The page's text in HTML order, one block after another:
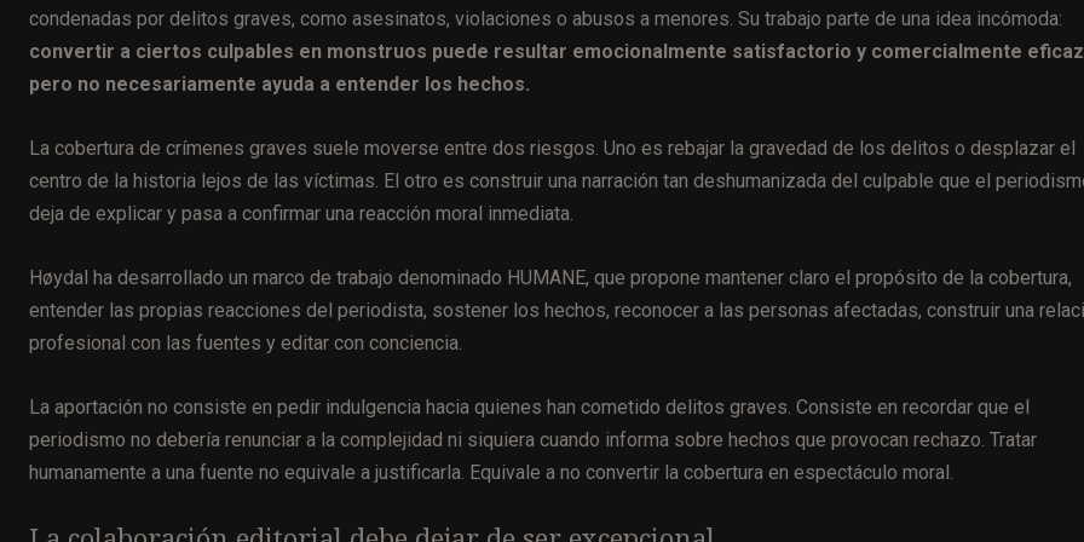
condenadas por delitos graves, como asesinatos, violaciones o abusos a menores. Su trabajo parte de una idea incómoda:
convertir a ciertos culpables en monstruos puede resultar emocionalmente satisfactorio y comercialmente
pero no necesariamente ayuda a entender los hechos.
La cobertura de crímenes graves suele moverse entre dos riesgos. Uno es rebajar la gravedad de los delitos o desplazar el
centro de la historia lejos de las víctimas. El otro es construir una narración tan deshumanizada del culpable que el
deja de explicar y pasa a confirmar una reacción moral inmediata.
Høydal ha desarrollado un marco de trabajo denominado HUMANE, que propone mantener claro el propósito de la cobertura,
entender las propias reacciones del periodista, sostener los hechos, reconocer a las personas afectadas, construir una
profesional con las fuentes y editar con conciencia.
La aportación no consiste en pedir indulgencia hacia quienes han cometido delitos graves. Consiste en recordar que el
periodismo no debería renunciar a la complejidad ni siquiera cuando informa sobre hechos que provocan rechazo. Tratar
humanamente a una fuente no equivale a justificarla. Equivale a no convertir la cobertura en espectáculo moral.